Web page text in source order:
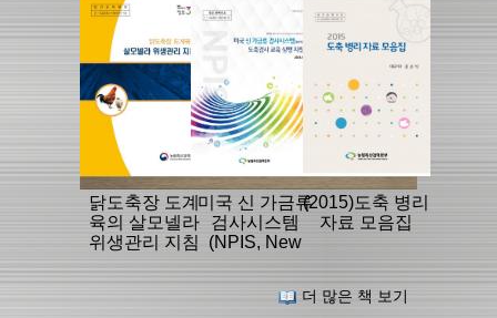
닭도축장 도계
육의 살모넬라
위생관리 지침
미국 신 가금류
검사시스템
(NPIS, New
Inspection
System) 도축검
(2015)도축 병리
자료 모음집
더 많은 책 보기